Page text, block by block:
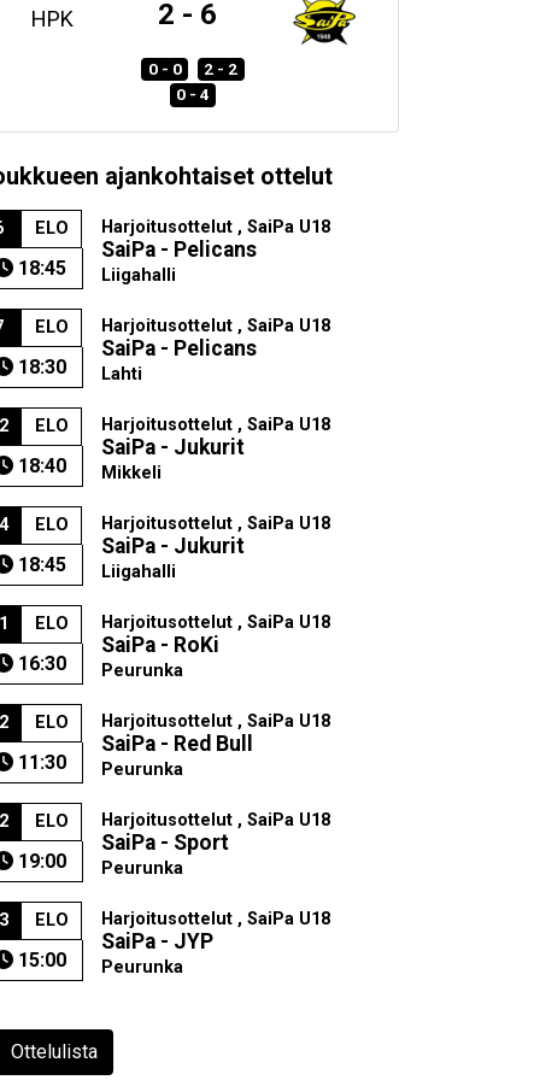
HPK 2 - 6
0 - 0
2 - 2
0 - 4
ajankohtaiset ottelut
ELO
18:45
Harjoitusottelut , SaiPa U18
SaiPa - Pelicans
Liigahalli
ELO
18:30
Harjoitusottelut , SaiPa U18
SaiPa - Pelicans
Lahti
ELO
18:40
Harjoitusottelut , SaiPa U18
SaiPa - Jukurit
Mikkeli
ELO
18:45
Harjoitusottelut , SaiPa U18
SaiPa - Jukurit
Liigahalli
ELO
16:30
Harjoitusottelut , SaiPa U18
SaiPa - RoKi
Peurunka
ELO
11:30
Harjoitusottelut , SaiPa U18
SaiPa - Red Bull
Peurunka
ELO
19:00
Harjoitusottelut , SaiPa U18
SaiPa - Sport
Peurunka
ELO
15:00
Harjoitusottelut , SaiPa U18
SaiPa - JYP
Peurunka
Ottelulista